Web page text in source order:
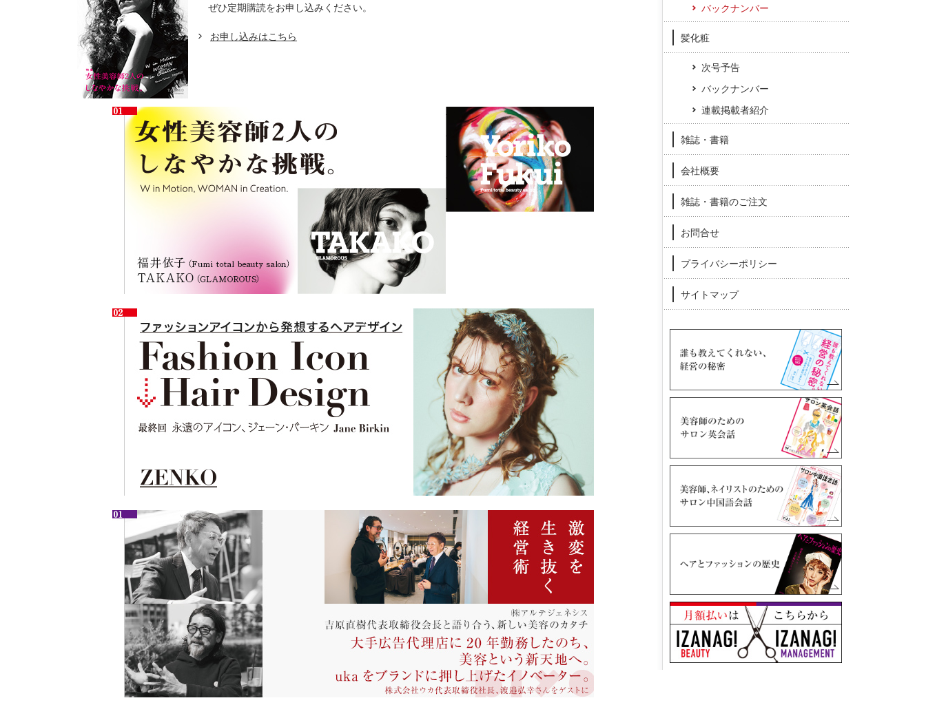
ぜひ定期購読をお申し込みください。
お申し込みはこちら
バックナンバー
髪化粧
次号予告
バックナンバー
連載掲載者紹介
雑誌・書籍
会社概要
雑誌・書籍のご注文
お問合せ
プライバシーポリシー
サイトマップ